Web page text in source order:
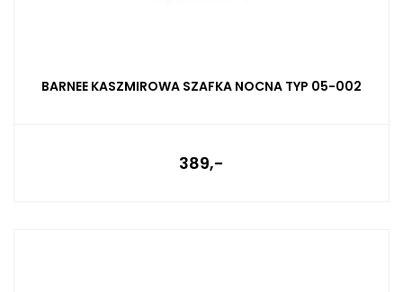
BARNEE KASZMIROWA SZAFKA NOCNA TYP 05-002
389,-